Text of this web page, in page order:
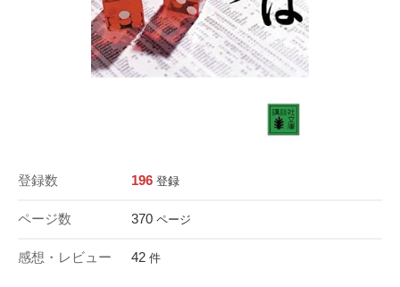
登録数 196 登録
ページ数 370 ページ
感想・レビュー 42 件